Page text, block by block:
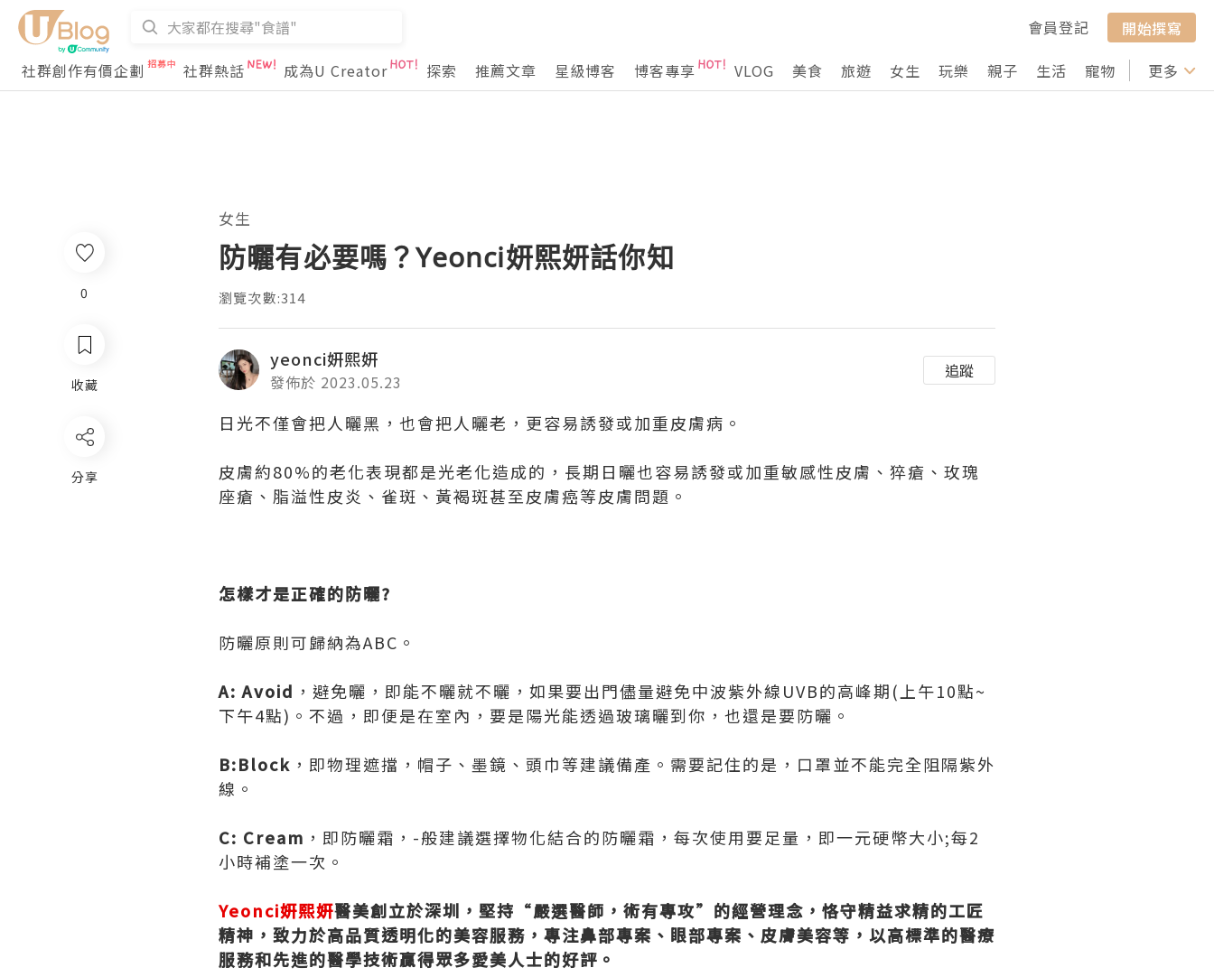
會員登記
開始撰寫
社群創作有價企劃
社群熱話 成為U Creator 探索 推薦文章 星級博客 博客專享 VLOG 美食 旅遊 女生 玩樂 親子 生活 寵物 行山 打卡
更多
女生
防曬有必要嗎？Yeonci妍熙妍話你知
瀏覽次數:314
yeonci妍熙妍
發佈於 2023.05.23
追蹤
日光不僅會把人曬黑，也會把人曬老，更容易誘發或加重皮膚病。
皮膚約80%的老化表現都是光老化造成的，長期日曬也容易誘發或加重敏感性皮膚、猝瘡、玫瑰
座瘡、脂溢性皮炎、雀斑、黃褐斑甚至皮膚癌等皮膚問題。
怎樣才是正確的防曬?
防曬原則可歸納為ABC。
A: Avoid ，避免曬，即能不曬就不曬，如果要出門儘量避免中波紫外線UVB的高峰期(上午10點~
下午4點)。不過，即便是在室內，要是陽光能透過玻璃曬到你，也還是要防曬。
B:Block ，即物理遮擋，帽子、墨鏡、頭巾等建議備產。需要記住的是，口罩並不能完全阻隔紫外
線。
C: Cream ，即防曬霜，-般建議選擇物化結合的防曬霜，每次使用要足量，即一元硬幣大小;每2
小時補塗一次。
Yeonci妍熙妍醫美創立於深圳，堅持“嚴選醫師，術有專攻”的經營理念，恪守精益求精的工匠
精神，致力於高品質透明化的美容服務，專注鼻部專案、眼部專案、皮膚美容等，以高標準的醫療
服務和先進的醫學技術贏得眾多愛美人士的好評。
0
收藏
分享